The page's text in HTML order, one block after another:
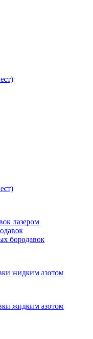
лазером
бородавок
жидким азотом
жидким азотом